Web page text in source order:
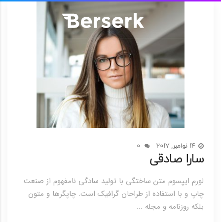
14 نوامبر, 2017 0
سارا صادقی
لورم ایپسوم متن ساختگی با تولید سادگی نامفهوم از صنعت
چاپ و با استفاده از طراحان گرافیک است. چاپگرها و متون
بلکه روزنامه و مجله ...